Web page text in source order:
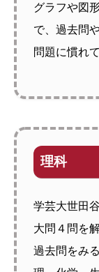
グラフや図
で、過去問
問題に慣れ
理科
学芸大世田
大問４問を
過去問をみ